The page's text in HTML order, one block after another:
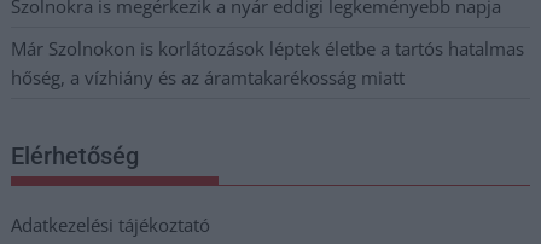
Szolnokra is megérkezik a nyár eddigi legkeményebb napja
Már Szolnokon is korlátozások léptek életbe a tartós hatalmas
hőség, a vízhiány és az áramtakarékosság miatt
Elérhetőség
Adatkezelési tájékoztató